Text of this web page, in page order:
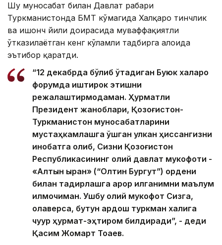
Шу муносабат билан Давлат раҳбари
Туркманистонда БМТ кўмагида Халқаро тинчлик
ва ишонч йили доирасида муваффақиятли
ўтказилаётган кенг кўламли тадбирга алоҳида
эътибор қаратди.
“12 декабрда бўлиб ўтадиган Буюк халқаро
форумда иштирок этишни
режалаштирмоқдаман. Ҳурматли
Президент жаноблари, Қозоғистон-
Туркманистон муносабатларини
мустаҳкамлашга қўшган улкан ҳиссангизни
инобатга олиб, Сизни Қозоғистон
Республикасининг олий давлат мукофоти -
«Алтын қыран» (“Олтин Бургут”) ордени
билан тақдирлашга қарор қилганимни маълум
қилмоқчиман. Ушбу олий мукофот Сизга,
қолаверса, бутун қардош туркман халқига
чуқур ҳурмат-эҳтиром билдиради”, - деди
Қасим Жомарт Тоқаев.